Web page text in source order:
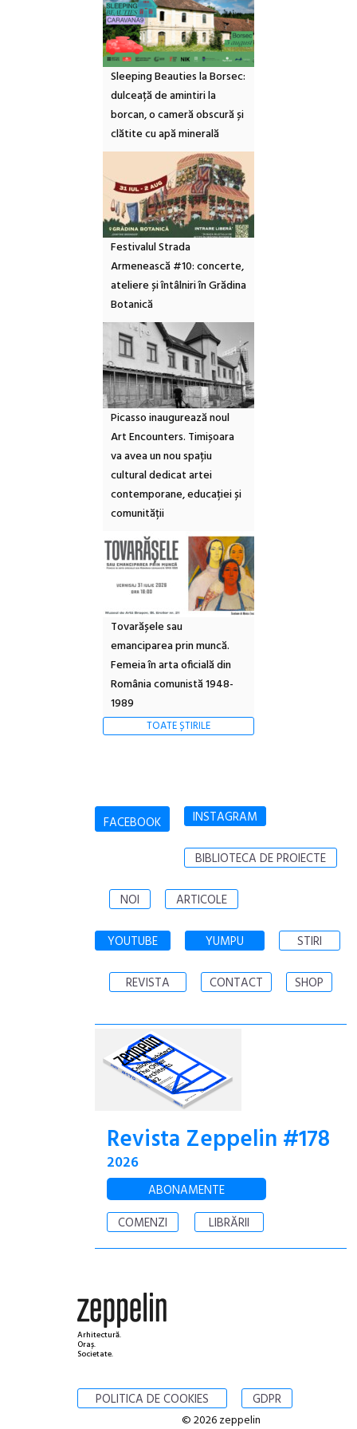
Sleeping Beauties la Borsec:
dulceață de amintiri la
borcan, o cameră obscură și
clătite cu apă minerală
Festivalul Strada
Armenească #10: concerte,
ateliere și întâlniri în Grădina
Botanică
Picasso inaugurează noul
Art Encounters. Timișoara
va avea un nou spațiu
cultural dedicat artei
contemporane, educației și
comunității
Tovarășele sau
emanciparea prin muncă.
Femeia în arta oficială din
România comunistă 1948-
1989
TOATE ȘTIRILE
FACEBOOK INSTAGRAM
BIBLIOTECA DE PROIECTE
NOI ARTICOLE
YOUTUBE YUMPU STIRI
REVISTA CONTACT SHOP
Revista Zeppelin #178
2026
ABONAMENTE
COMENZI
LIBRĂRII
Arhitectură.
Oraș.
Societate.
POLITICA DE COOKIES GDPR
© 2026 zeppelin